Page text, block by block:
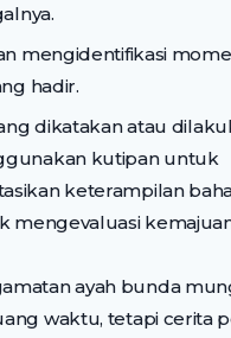
mengidentifikasi
hadir.
dikatakan atau
kutipan untuk
keterampilan
mengevaluasi
ayah bunda
waktu, tetapi cerita